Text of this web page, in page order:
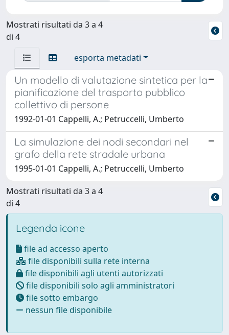
Mostrati risultati da 3 a 4
di 4
esporta metadati
Un modello di valutazione sintetica per la
pianificazione del trasporto pubblico
collettivo di persone
1992-01-01 Cappelli, A.; Petruccelli, Umberto
La simulazione dei nodi secondari nel
grafo della rete stradale urbana
1995-01-01 Cappelli, A.; Petruccelli, Umberto
Mostrati risultati da 3 a 4
di 4
Legenda icone
file ad accesso aperto
file disponibili sulla rete interna
file disponibili agli utenti autorizzati
file disponibili solo agli amministratori
file sotto embargo
nessun file disponibile